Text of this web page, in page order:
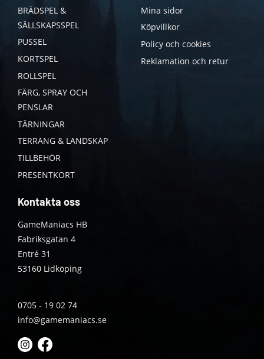
BRÄDSPEL &
SÄLLSKAPSSPEL
PUSSEL
KORTSPEL
ROLLSPEL
FÄRG, SPRAY OCH
PENSLAR
TÄRNINGAR
TERRÄNG & LANDSKAP
TILLBEHÖR
PRESENTKORT
Mina sidor
Köpvillkor
Policy och cookies
Reklamation och retur
Kontakta oss
GameManiacs HB
Fabriksgatan 4
Entré 31
53160 Lidköping
0705 - 19 02 74
info@gamemaniacs.se